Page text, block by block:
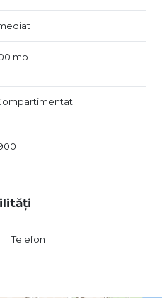
negociabil + TVA, garanție
mp
Telefon